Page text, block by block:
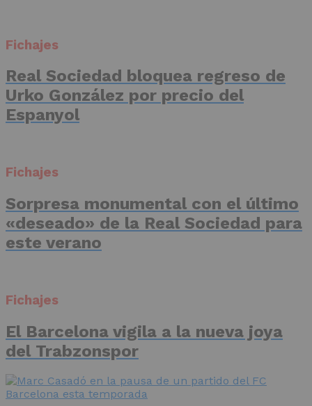
Fichajes
Real Sociedad bloquea regreso de
Urko González por precio del
Espanyol
Fichajes
Sorpresa monumental con el último
«deseado» de la Real Sociedad para
este verano
Fichajes
El Barcelona vigila a la nueva joya
del Trabzonspor